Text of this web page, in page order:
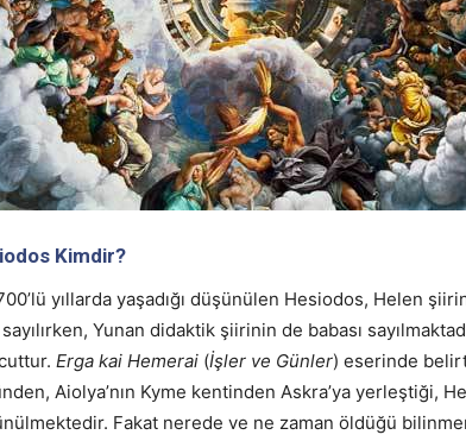
Kimdir?
yıllarda yaşadığı düşünülen Hesiodos, Helen
Yunan didaktik şiirinin de babası
Erga kai Hemerai (İşler ve Günler) eserinde
Aiolya’nın Kyme kentinden Askra’ya yerleştiği,
Fakat nerede ve ne zaman öldüğü